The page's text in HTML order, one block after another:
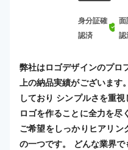
身分証確
認済
面
認
弊社はロゴデザインのプロ
上の納品実績がございま
しており シンプルさを重
ロゴを作ることに全力を尽
ご希望をしっかりヒアリ
の一つです。 どんな業界